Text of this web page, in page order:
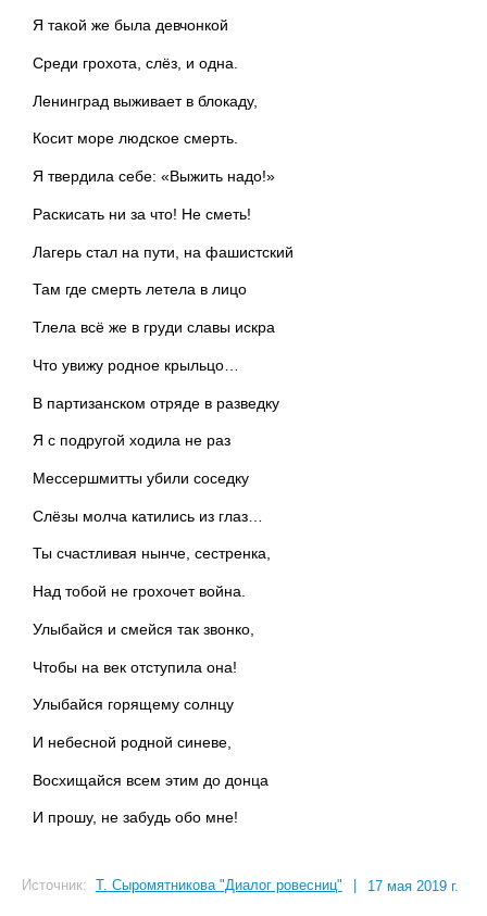
Я такой же была девчонкой
Среди грохота, слёз, и одна.
Ленинград выживает в блокаду,
Косит море людское смерть.
Я твердила себе: «Выжить надо!»
Раскисать ни за что! Не сметь!
Лагерь стал на пути, на фашистский
Там где смерть летела в лицо
Тлела всё же в груди славы искра
Что увижу родное крыльцо…
В партизанском отряде в разведку
Я с подругой ходила не раз
Мессершмитты убили соседку
Слёзы молча катились из глаз…
Ты счастливая нынче, сестренка,
Над тобой не грохочет война.
Улыбайся и смейся так звонко,
Чтобы на век отступила она!
Улыбайся горящему солнцу
И небесной родной синеве,
Восхищайся всем этим до донца
И прошу, не забудь обо мне!
Источник: Т. Сыромятникова "Диалог ровесниц" | 17 мая 2019 г.